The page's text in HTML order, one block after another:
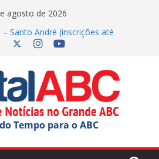
agosto de 2026
– Santo André (inscrições até
de Santo André oferece tour
terá shows infantis aos
química mobiliza apoio do
Tempo para o ABC